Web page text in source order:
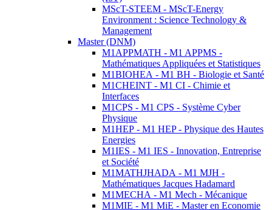
MScT-STEEM - MScT-Energy
Environment : Science Technology &
Management
Master (DNM)
M1APPMATH - M1 APPMS -
Mathématiques Appliquées et Statistiques
M1BIOHEA - M1 BH - Biologie et Santé
M1CHEINT - M1 CI - Chimie et
Interfaces
M1CPS - M1 CPS - Système Cyber
Physique
M1HEP - M1 HEP - Physique des Hautes
Energies
M1IES - M1 IES - Innovation, Entreprise
et Société
M1MATHJHADA - M1 MJH -
Mathématiques Jacques Hadamard
M1MECHA - M1 Mech - Mécanique
M1MIE - M1 MiE - Master en Economie